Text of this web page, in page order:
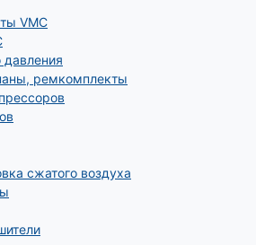
VMC
ремкомплекты
сжатого воздуха